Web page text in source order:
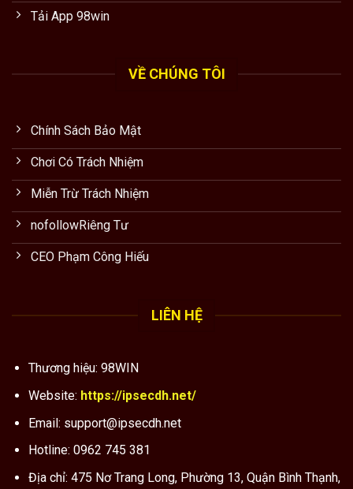
Tải App 98win
VỀ CHÚNG TÔI
Chính Sách Bảo Mật
Chơi Có Trách Nhiệm
Miễn Trừ Trách Nhiệm
nofollowRiêng Tư
CEO Phạm Công Hiếu
LIÊN HỆ
Thương hiệu: 98WIN
Website: https://ipsecdh.net/
Email: support@ipsecdh.net
Hotline: 0962 745 381
Địa chỉ: 475 Nơ Trang Long, Phường 13, Quận Bình Thạnh,